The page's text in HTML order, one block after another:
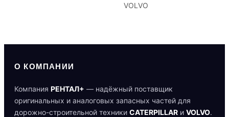
VOLVO
О КОМПАНИИ
Компания РЕНТАЛ+ — надёжный поставщик
оригинальных и аналоговых запасных частей для
дорожно-строительной техники CATERPILLAR и VOLVO.